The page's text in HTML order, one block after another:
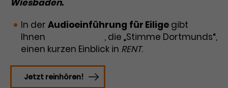
Laufzeit
gesetztes Cookie. Bestimmte
Daten werden nur maximal einmal
Dieses Cookie wird verwendet, um
Nutzerinteraktionen mit
Remarketing-Funktionen
bereitzustellen.
Wiesbaden.
In der Audioeinführung für Eilige gibt
Ihnen
, die „Stimme Dortmunds“,
einen kurzen Einblick in RENT.
Jetzt reinhören!